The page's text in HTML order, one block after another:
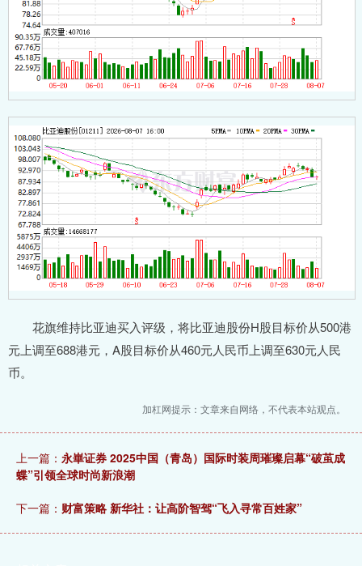
花旗维持比亚迪买入评级，将比亚迪股份H股目标价从500港
元上调至688港元，A股目标价从460元人民币上调至630元人民
币。
加杠网提示：文章来自网络，不代表本站观点。
上一篇： 永崋证券 2025中国（青岛）国际时装周璀璨启幕“破茧成
蝶”引领全球时尚新浪潮
下一篇： 财富策略 新华社：让高阶智驾“飞入寻常百姓家”